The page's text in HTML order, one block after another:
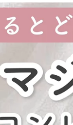
カラコン・サー
クリアコンタ